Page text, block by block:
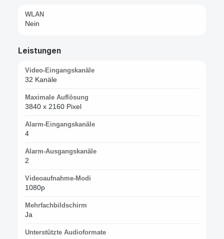
WLAN
Nein
Leistungen
Video-Eingangskanäle
32 Kanäle
Maximale Auflösung
3840 x 2160 Pixel
Alarm-Eingangskanäle
4
Alarm-Ausgangskanäle
2
Videoaufnahme-Modi
1080p
Mehrfachbildschirm
Ja
Unterstützte Audioformate